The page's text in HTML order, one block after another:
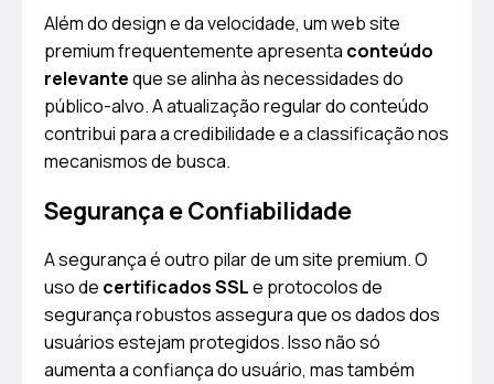
Além do design e da velocidade, um web site
premium frequentemente apresenta conteúdo
relevanteque se alinha às necessidades do
público-alvo. A atualização regular do conteúdo
contribui para a credibilidade e a classificação nos
mecanismos de busca.
Segurança e Confiabilidade
A segurança é outro pilar de um site premium. O
uso de certificados SSLe protocolos de
segurança robustos assegura que os dados dos
usuários estejam protegidos. Isso não só
aumenta a confiança do usuário, mas também